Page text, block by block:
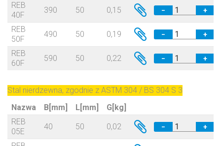
REB
40F
390 50 0,15 − +
REB
50F
490 50 0,19 − +
REB
60F
590 50 0,22 − +
Stal nierdzewna, zgodnie z ASTM 304 / BS 304 S 3
Nazwa
B[mm] L[mm]
G[kg]
REB
05E
40 50 0,02 − +